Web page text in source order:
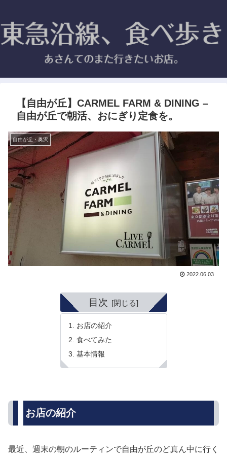
【自由が丘】CARMEL FARM & DINING –
自由が丘で朝活、おにぎり定食を。
自由が丘・奥沢
2022.06.03
目次
お店の紹介
食べてみた
基本情報
お店の紹介
最近、週末の朝のルーティンで自由が丘のど真ん中に行く